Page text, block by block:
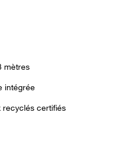
mètres
intégrée
recyclés certifiés